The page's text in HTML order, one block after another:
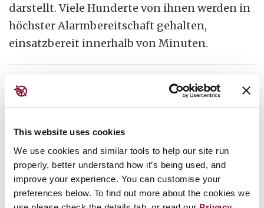
This website uses cookies
We use cookies and similar tools to help our site run
properly, better understand how it’s being used, and
improve your experience. You can customise your
preferences below. To find out more about the cookies we
darstellt. Viele Hunderte von ihnen werden in
höchster Alarmbereitschaft gehalten,
einsatzbereit innerhalb von Minuten.
Sie befinden sich in Raketensilos, an Bord von
Flugzeugen und auf U-Booten, die
Einige können Tausende von Kilometern,
über Kontinente hinweg, zu ihren Zielen
reisen.
Fakt:Die neun Atomwaffenstaaten der Welt